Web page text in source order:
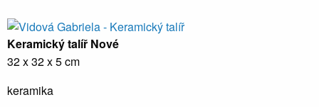
Keramický talíř Nové
32 x 32 x 5 cm
keramika